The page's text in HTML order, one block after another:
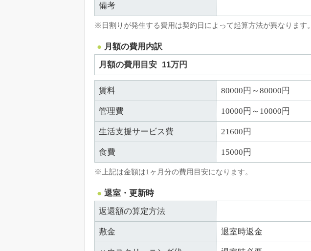
備考
※日割りが発生する費用は契約日によって起算方法が異なります。
月額の費用内訳
月額の費用目安 11万円
賃料 80000円～80000円
管理費 10000円～10000円
生活支援サービス費 21600円
食費 15000円
※上記は金額は1ヶ月分の費用目安になります。
退室・更新時
返還額の算定方法
敷金 退室時返金